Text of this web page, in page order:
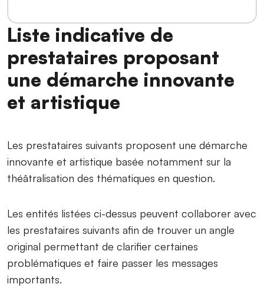
Liste indicative de
prestataires proposant
une démarche innovante
et artistique
Les prestataires suivants proposent une démarche
innovante et artistique basée notamment sur la
théâtralisation des thématiques en question.
Les entités listées ci-dessus peuvent collaborer avec
les prestataires suivants afin de trouver un angle
original permettant de clarifier certaines
problématiques et faire passer les messages
importants.